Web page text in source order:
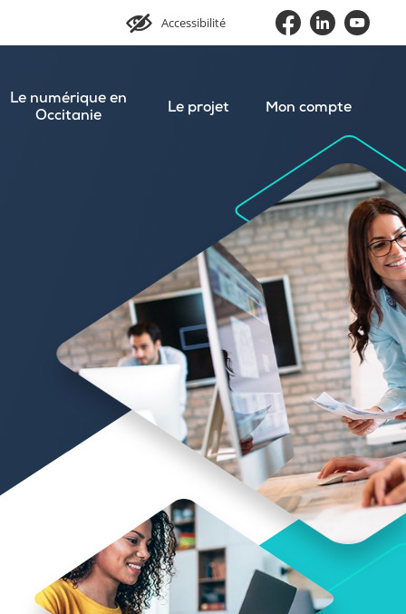
Accessibilité
Le numérique en
Occitanie
Le projet Mon compte